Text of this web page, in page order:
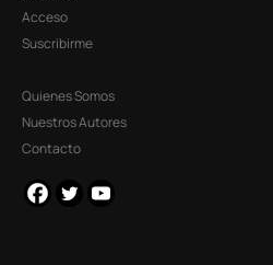
Acceso
Suscribirme
Quienes Somos
Nuestros Autores
Contacto